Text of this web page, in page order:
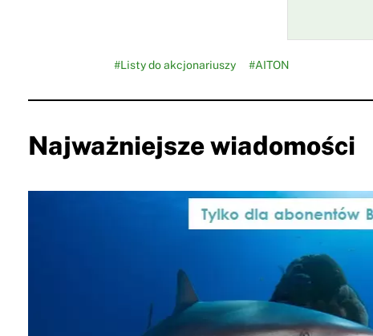
#Listy do akcjonariuszy #AITON
Najważniejsze wiadomości